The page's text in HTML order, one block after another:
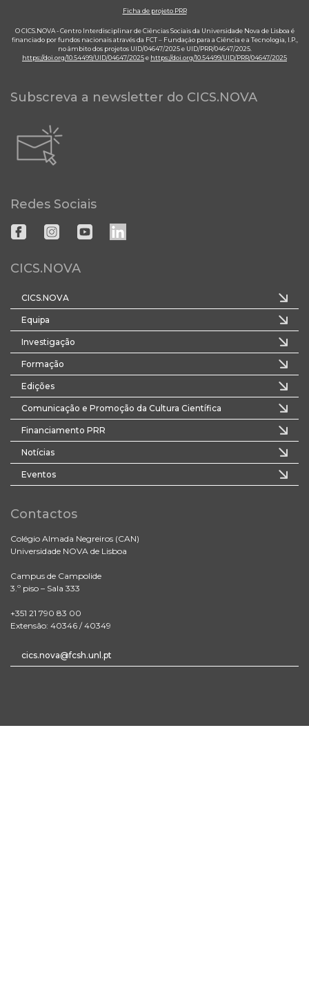
Ficha de projeto PRR
O CICS.NOVA - Centro Interdisciplinar de Ciências Sociais da Universidade Nova de Lisboa é
financiado por fundos nacionais através da FCT – Fundação para a Ciência e a Tecnologia, I.P.,
no âmbito dos projetos UID/04647/2025 e UID/PRR/04647/2025.
https://doi.org/10.54499/UID/04647/2025e https://doi.org/10.54499/UID/PRR/04647/2025
Subscreva a newsletter do CICS.NOVA
Redes Sociais
CICS.NOVA
CICS.NOVA
Equipa
Investigação
Formação
Edições
Comunicação e Promoção da Cultura Científica
Financiamento PRR
Notícias
Eventos
Contactos
Colégio Almada Negreiros (CAN)
Universidade NOVA de Lisboa
Campus de Campolide
3.º piso – Sala 333
+351 21 790 83 00
Extensão: 40346 / 40349
cics.nova@fcsh.unl.pt